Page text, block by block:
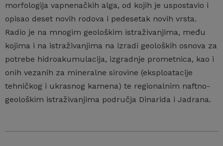
morfologija vapnenačkih alga, od kojih je uspostavio i
opisao deset novih rodova i pedesetak novih vrsta.
Radio je na mnogim geološkim istraživanjima, među
kojima i na istraživanjima na izradi geoloških osnova za
potrebe hidroakumulacija, izgradnje prometnica, kao i
onih vezanih za mineralne sirovine (eksploatacije
tehničkog i ukrasnog kamena) te regionalnim naftno-
geološkim istraživanjima područja Dinarida i Jadrana.